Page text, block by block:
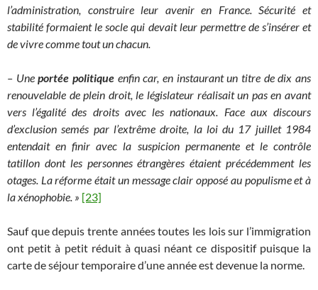
l’administration, construire leur avenir en France. Sécurité et
stabilité formaient le socle qui devait leur permettre de s’insérer et
de vivre comme tout un chacun.
– Uneportée politique enfin car, en instaurant un titre de dix ans
renouvelable de plein droit, le législateur réalisait un pas en avant
vers l’égalité des droits avec les nationaux. Face aux discours
d’exclusion semés par l’extrême droite, la loi du 17 juillet 1984
entendait en finir avec la suspicion permanente et le contrôle
tatillon dont les personnes étrangères étaient précédemment les
otages. La réforme était un message clair opposé au populisme et à
la xénophobie. » [23]
Sauf que depuis trente années toutes les lois sur l’immigration
ont petit à petit réduit à quasi néant ce dispositif puisque la
carte de séjour temporaire d’une année est devenue la norme.